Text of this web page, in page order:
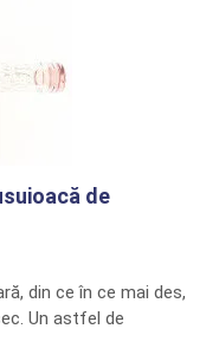
de
din ce în ce mai des,
Un astfel de